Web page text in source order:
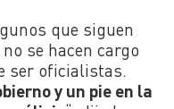
que siguen
se hacen cargo
ser oficialistas.
y un pie en la